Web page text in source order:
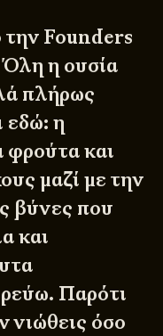
την Founders
η ουσία
πλήρως
εδώ: η
φρούτα και
μαζί με την
βύνες που
και
Παρότι
νιώθεις όσο